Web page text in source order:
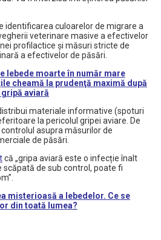
identificarea culoarelor de migrare a
veterinare masive a efectivelor
profilactice și măsuri stricte de
a efectivelor de păsări.
lebede moarte în număr mare
cheamă la prudenţă maximă după
aviară
materiale informative (spoturi
la pericolul gripei aviare. De
asupra măsurilor de
de păsări.
că „gripa aviară este o infecție înalt
de sub control, poate fi
misterioasă a lebedelor. Ce se
din toată lumea?